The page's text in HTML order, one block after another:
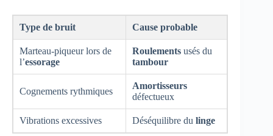
Type de bruit Cause probable
Marteau-piqueur lors de
l’essorage
Roulements usés du
tambour
Cognements rythmiques
Amortisseurs
défectueux
Vibrations excessives Déséquilibre du linge